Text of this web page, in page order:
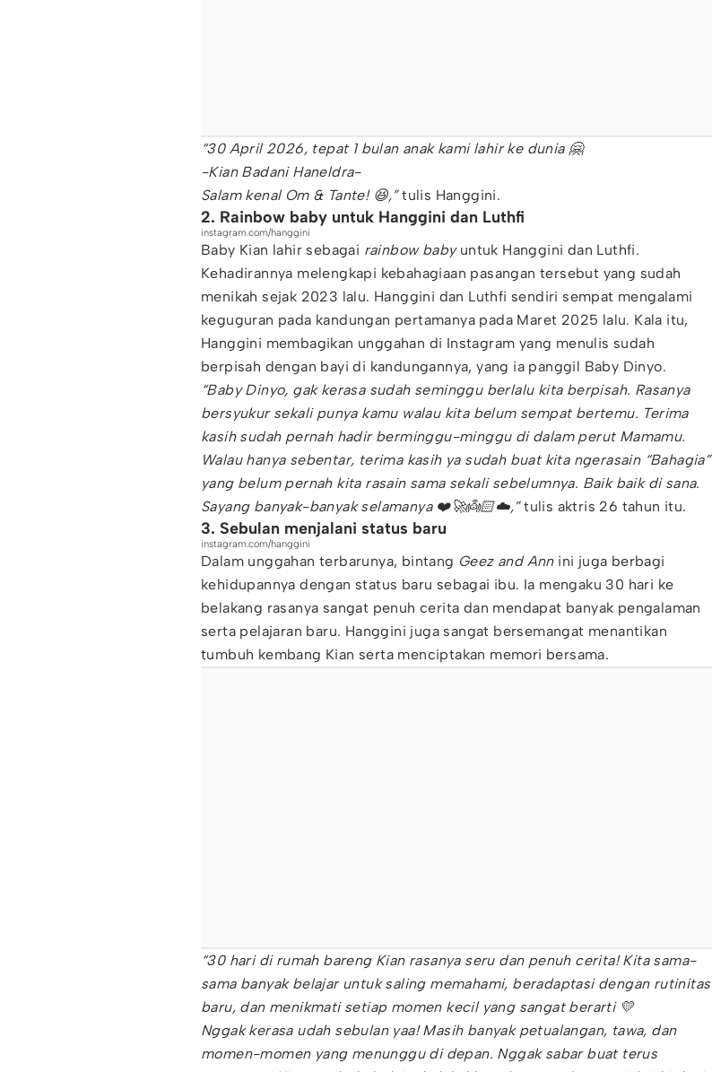
“30 April 2026, tepat 1 bulan anak kami lahir ke dunia 🤗
-Kian Badani Haneldra-
Salam kenal Om & Tante! 😆,”tulis Hanggini.
2. Rainbow baby untuk Hanggini dan Luthfi
instagram.com/hanggini
Baby Kian lahir sebagai rainbow babyuntuk Hanggini dan Luthfi.
Kehadirannya melengkapi kebahagiaan pasangan tersebut yang sudah
menikah sejak 2023 lalu. Hanggini dan Luthfi sendiri sempat mengalami
keguguran pada kandungan pertamanya pada Maret 2025 lalu. Kala itu,
Hanggini membagikan unggahan di Instagram yang menulis sudah
berpisah dengan bayi di kandungannya, yang ia panggil Baby Dinyo.
“Baby Dinyo, gak kerasa sudah seminggu berlalu kita berpisah. Rasanya
bersyukur sekali punya kamu walau kita belum sempat bertemu. Terima
kasih sudah pernah hadir berminggu-minggu di dalam perut Mamamu.
Walau hanya sebentar, terima kasih ya sudah buat kita ngerasain “Bahagia”
yang belum pernah kita rasain sama sekali sebelumnya. Baik baik di sana.
Sayang banyak-banyak selamanya ❤️🚀👼🏻☁️,”tulis aktris 26 tahun itu.
3. Sebulan menjalani status baru
instagram.com/hanggini
Dalam unggahan terbarunya, bintang Geez and Annini juga berbagi
kehidupannya dengan status baru sebagai ibu. Ia mengaku 30 hari ke
belakang rasanya sangat penuh cerita dan mendapat banyak pengalaman
serta pelajaran baru. Hanggini juga sangat bersemangat menantikan
tumbuh kembang Kian serta menciptakan memori bersama.
“30 hari di rumah bareng Kian rasanya seru dan penuh cerita! Kita sama-
sama banyak belajar untuk saling memahami, beradaptasi dengan rutinitas
baru, dan menikmati setiap momen kecil yang sangat berarti 💛
Nggak kerasa udah sebulan yaa! Masih banyak petualangan, tawa, dan
momen-momen yang menunggu di depan. Nggak sabar buat terus